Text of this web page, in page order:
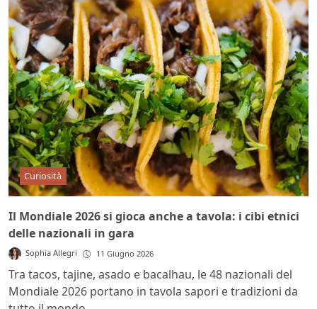
Curiosità
Il Mondiale 2026 si gioca anche a tavola: i cibi etnici
delle nazionali in gara
Sophia Allegri 11 Giugno 2026
Tra tacos, tajine, asado e bacalhau, le 48 nazionali del
Mondiale 2026 portano in tavola sapori e tradizioni da